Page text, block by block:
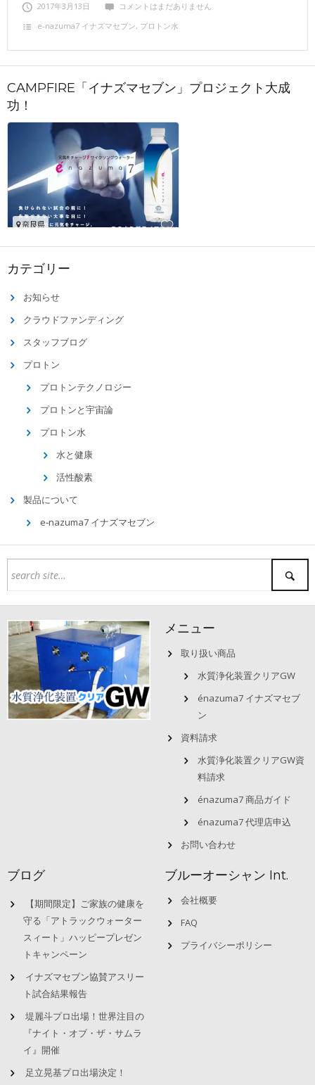
2017年3月13日
コメントはまだありません
e‐nazuma7 イナズマセブン, プロトン水
CAMPFIRE「イナズマセブン」プロジェクト大成
功！
カテゴリー
お知らせ
クラウドファンディング
スタッフブログ
プロトン
プロトンテクノロジー
プロトンと宇宙論
プロトン水
水と健康
活性酸素
製品について
e‐nazuma7 イナズマセブン
メニュー
取り扱い商品
水質浄化装置クリアGW
énazuma7 イナズマセブ
ン
資料請求
水質浄化装置クリアGW資
料請求
énazuma7 商品ガイド
énazuma7 代理店申込
お問い合わせ
ブログ
【期間限定】ご家族の健康を
守る「アトラックウォーター
スィート」ハッピープレゼン
トキャンペーン
イナズマセブン協賛アスリー
ト試合結果報告
堤麗斗プロ出場！世界注目の
『ナイト・オブ・ザ・サムラ
イ』開催
足立晃基プロ出場決定！
ブルーオーシャン Int.
会社概要
FAQ
プライバシーポリシー